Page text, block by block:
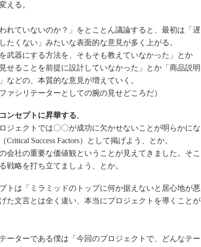
える。
れていないのか？」をとことん議論すると、最初は「遅
たくない」みたいな表面的な意見が多く上がる。
武器にする方法を、そもそも教えていなかった」とか
せることを前提に設計していなかった」とか「商品説明
などの、本質的な意見が増えていく。
ァシリテーターとしての腕の見せどころだ）
ンセプトに昇華する。
ジェクトでは〇〇が成功に欠かせないことが明らかにな
Success Factors）として掲げよう、とか。
会社の重要な価値観ということが見えてきました。そこ
戦略を打ち立てましょう、とか。
トは「ミラミッドのトップに何か据えないと居心地が悪
た文言とは全く違い、本当にプロジェクトを導くことが
ーターである僕は「今回のプロジェクトで、どんなテー